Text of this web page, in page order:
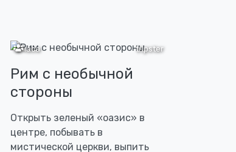
tripster
3 часа
Рим с необычной
стороны
Открыть зеленый «оазис» в
центре, побывать в
мистической церкви, выпить